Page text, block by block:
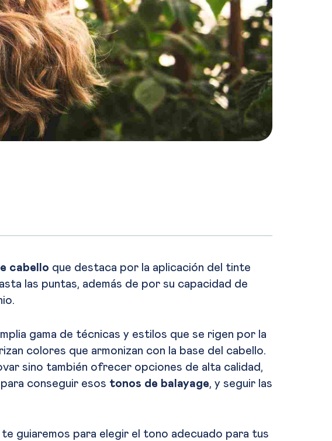
cabello que destaca por la aplicación del tinte
las puntas, además de por su capacidad de
gama de técnicas y estilos que se rigen por la
colores que armonizan con la base del cabello.
sino también ofrecer opciones de alta calidad,
conseguir esos tonos de balayage, y seguir las
te guiaremos para elegir el tono adecuado para tus